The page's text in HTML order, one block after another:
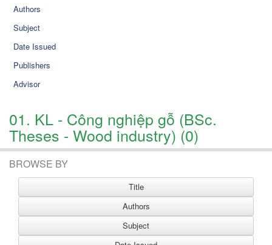
Authors
Subject
Date Issued
Publishers
Advisor
01. KL - Công nghiệp gỗ (BSc.
Theses - Wood industry) (0)
BROWSE BY